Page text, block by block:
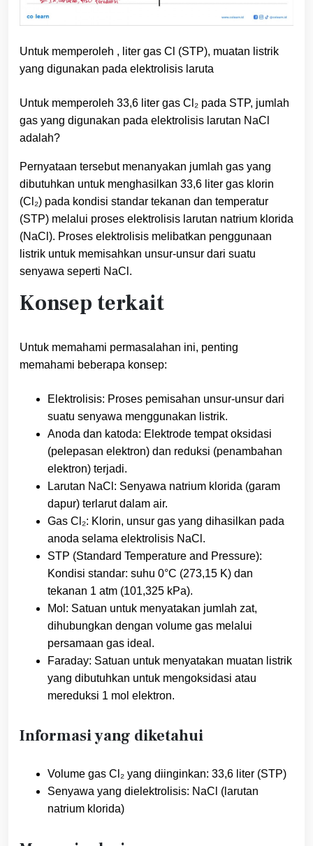
Untuk memperoleh , liter gas Cl (STP), muatan listrik
yang digunakan pada elektrolisis laruta
Untuk memperoleh 33,6 liter gas Cl₂ pada STP, jumlah
gas yang digunakan pada elektrolisis larutan NaCl
adalah?
Pernyataan tersebut menanyakan jumlah gas yang
dibutuhkan untuk menghasilkan 33,6 liter gas klorin
(Cl₂) pada kondisi standar tekanan dan temperatur
(STP) melalui proses elektrolisis larutan natrium klorida
(NaCl). Proses elektrolisis melibatkan penggunaan
listrik untuk memisahkan unsur-unsur dari suatu
senyawa seperti NaCl.
Konsep terkait
Untuk memahami permasalahan ini, penting
memahami beberapa konsep:
Elektrolisis: Proses pemisahan unsur-unsur dari
suatu senyawa menggunakan listrik.
Anoda dan katoda: Elektrode tempat oksidasi
(pelepasan elektron) dan reduksi (penambahan
elektron) terjadi.
Larutan NaCl: Senyawa natrium klorida (garam
dapur) terlarut dalam air.
Gas Cl₂: Klorin, unsur gas yang dihasilkan pada
anoda selama elektrolisis NaCl.
STP (Standard Temperature and Pressure):
Kondisi standar: suhu 0°C (273,15 K) dan
tekanan 1 atm (101,325 kPa).
Mol: Satuan untuk menyatakan jumlah zat,
dihubungkan dengan volume gas melalui
persamaan gas ideal.
Faraday: Satuan untuk menyatakan muatan listrik
yang dibutuhkan untuk mengoksidasi atau
mereduksi 1 mol elektron.
Informasi yang diketahui
Volume gas Cl₂ yang diinginkan: 33,6 liter (STP)
Senyawa yang dielektrolisis: NaCl (larutan
natrium klorida)